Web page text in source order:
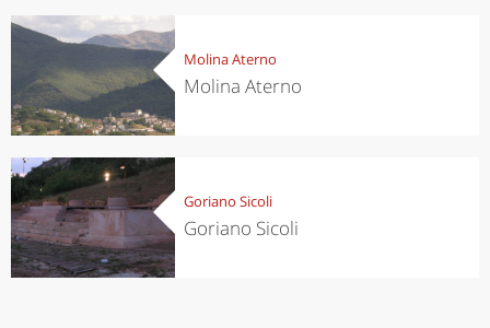
Molina Aterno
Molina Aterno
Goriano Sicoli
Goriano Sicoli